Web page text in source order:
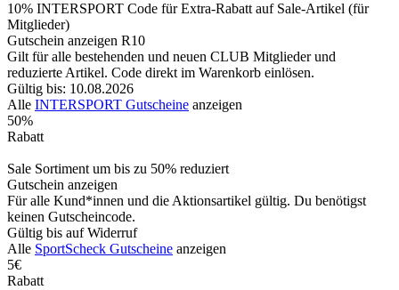
10% INTERSPORT Code für Extra-Rabatt auf Sale-Artikel (für
Mitglieder)
Gutschein anzeigen R10
Gilt für alle bestehenden und neuen CLUB Mitglieder und
reduzierte Artikel. Code direkt im Warenkorb einlösen.
Gültig bis: 10.08.2026
Alle INTERSPORT Gutscheine anzeigen
50%
Rabatt
Sale Sortiment um bis zu 50% reduziert
Gutschein anzeigen
Für alle Kund*innen und die Aktionsartikel gültig. Du benötigst
keinen Gutscheincode.
Gültig bis auf Widerruf
Alle SportScheck Gutscheine anzeigen
5€
Rabatt